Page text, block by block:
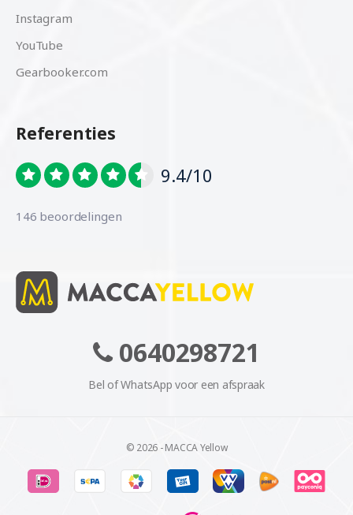
Instagram
YouTube
Gearbooker.com
Referenties
9.4/10
146 beoordelingen
0640298721
Bel of WhatsApp voor een afspraak
© 2026 - MACCA Yellow